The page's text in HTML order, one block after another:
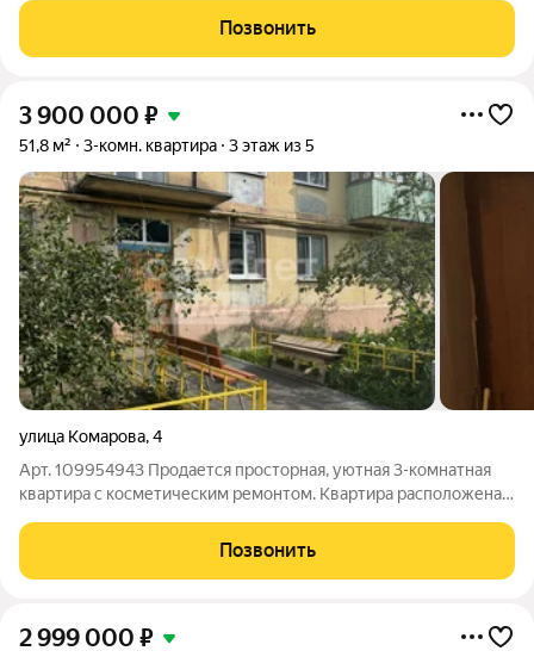
получаете готовую к проживанию квартиру с косметическим
ремонтом, балконом и удобной
Позвонить
3 900 000 ₽
51,8 м² 3-комн. квартира 3 этаж из 5
улица Комарова,4
Арт. 109954943 Продается просторная, уютная 3-комнатная
квартира с косметическим ремонтом. Квартира расположена в
инфраструктурой: в пешей доступности остановки
общественного транспорта; детский сад и
Позвонить
2 999 000 ₽